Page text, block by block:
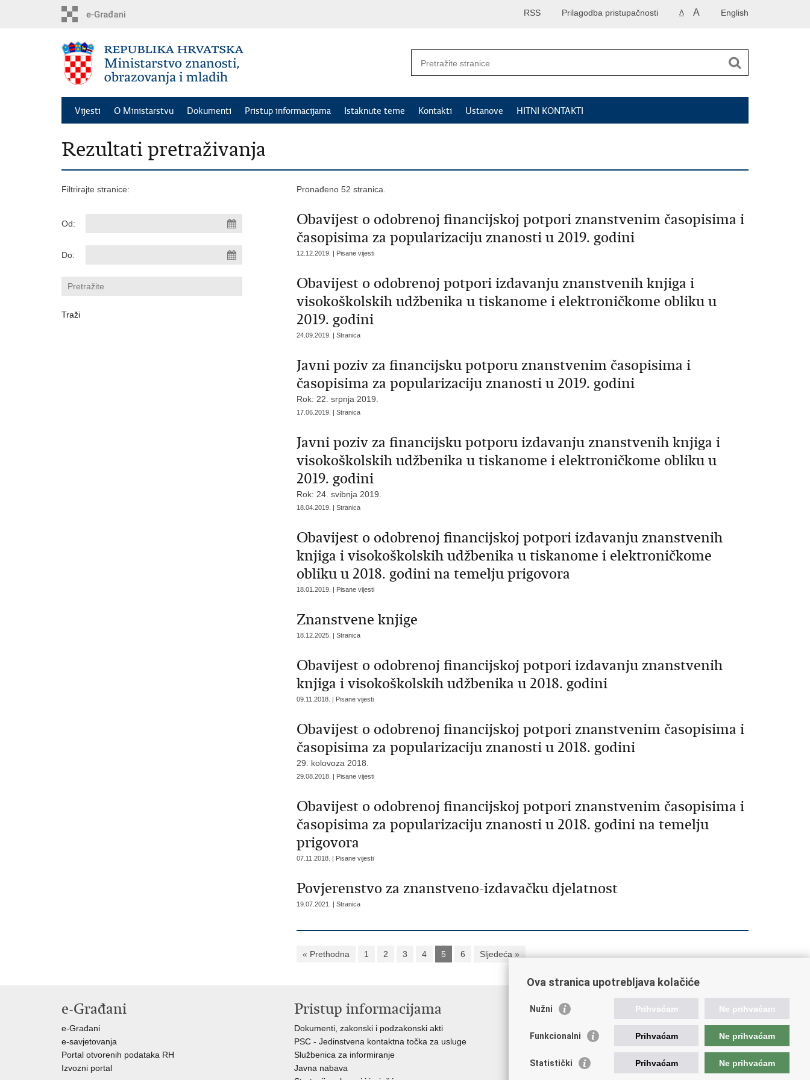
English
A A
Prilagodba pristupačnosti
RSS
Vijesti O Ministarstvu Dokumenti Pristup informacijama Istaknute teme Kontakti Ustanove HITNI KONTAKTI
Rezultati pretraživanja
Filtrirajte stranice:
Od:
Do:
Pronađeno 52 stranica.
Obavijest o odobrenoj financijskoj potpori znanstvenim časopisima i
časopisima za popularizaciju znanosti u 2019. godini
12.12.2019. | Pisane vijesti
Obavijest o odobrenoj potpori izdavanju znanstvenih knjiga i
visokoškolskih udžbenika u tiskanome i elektroničkome obliku u
2019. godini
24.09.2019. | Stranica
Javni poziv za financijsku potporu znanstvenim časopisima i
časopisima za popularizaciju znanosti u 2019. godini
Rok: 22. srpnja 2019.
17.06.2019. | Stranica
Javni poziv za financijsku potporu izdavanju znanstvenih knjiga i
visokoškolskih udžbenika u tiskanome i elektroničkome obliku u
2019. godini
Rok: 24. svibnja 2019.
18.04.2019. | Stranica
Obavijest o odobrenoj financijskoj potpori izdavanju znanstvenih
knjiga i visokoškolskih udžbenika u tiskanome i elektroničkome
obliku u 2018. godini na temelju prigovora
18.01.2019. | Pisane vijesti
Znanstvene knjige
18.12.2025. | Stranica
Obavijest o odobrenoj financijskoj potpori izdavanju znanstvenih
knjiga i visokoškolskih udžbenika u 2018. godini
09.11.2018. | Pisane vijesti
Obavijest o odobrenoj financijskoj potpori znanstvenim časopisima i
časopisima za popularizaciju znanosti u 2018. godini
29. kolovoza 2018.
29.08.2018. | Pisane vijesti
Obavijest o odobrenoj financijskoj potpori znanstvenim časopisima i
časopisima za popularizaciju znanosti u 2018. godini na temelju
prigovora
07.11.2018. | Pisane vijesti
Povjerenstvo za znanstveno-izdavačku djelatnost
19.07.2021. | Stranica
« Prethodna 1 2 3 4 5 6 Sljedeća »
e-Građani
e-Građani
e-savjetovanja
Portal otvorenih podataka RH
Izvozni portal
Pristup informacijama
Dokumenti, zakonski i podzakonski akti
PSC - Jedinstvena kontaktna točka za usluge
Službenica za informiranje
Javna nabava
Korisne poveznice
AZOO
AMPEU
Ova stranica upotrebljava kolačiće
Nužni Prihvaćam Ne prihvaćam
Funkcionalni Prihvaćam Ne prihvaćam
Statistički Prihvaćam Ne prihvaćam